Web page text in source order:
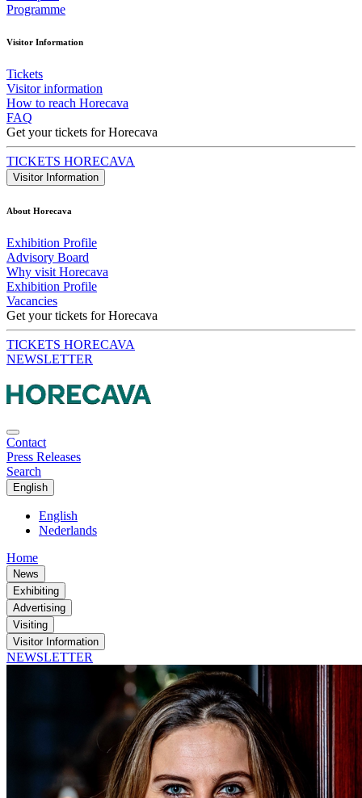
Programme
Visitor Information
Tickets
Visitor information
How to reach Horecava
FAQ
Get your tickets for Horecava
TICKETS HORECAVA
Visitor Information
About Horecava
Exhibition Profile
Advisory Board
Why visit Horecava
Exhibition Profile
Vacancies
Get your tickets for Horecava
TICKETS HORECAVA
NEWSLETTER
Contact
Press Releases
Search
English
English
Nederlands
Home
News
Exhibiting
Advertising
Visiting
Visitor Information
NEWSLETTER